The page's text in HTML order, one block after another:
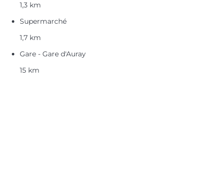
1,3 km
Supermarché
1,7 km
Gare - Gare d'Auray
15 km